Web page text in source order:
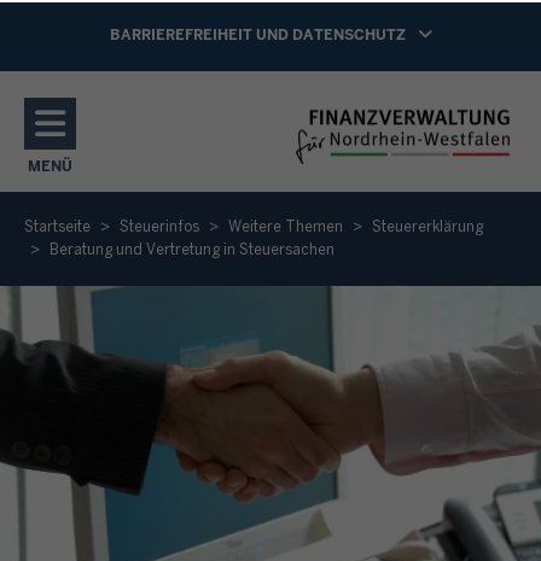
Direkt zum Inhalt
NAVIGATION AKTIVIEREN/DEAKTIVIEREN:
BARRIEREFREIHEIT UND DATENSCHUTZ
MENÜ
NAVIGATION AKTIVIEREN/DEAKTIVIEREN: HAUPTMENÜ
Startseite Steuerinfos Weitere Themen
Steuererklärung
Beratung und Vertretung in Steuersachen